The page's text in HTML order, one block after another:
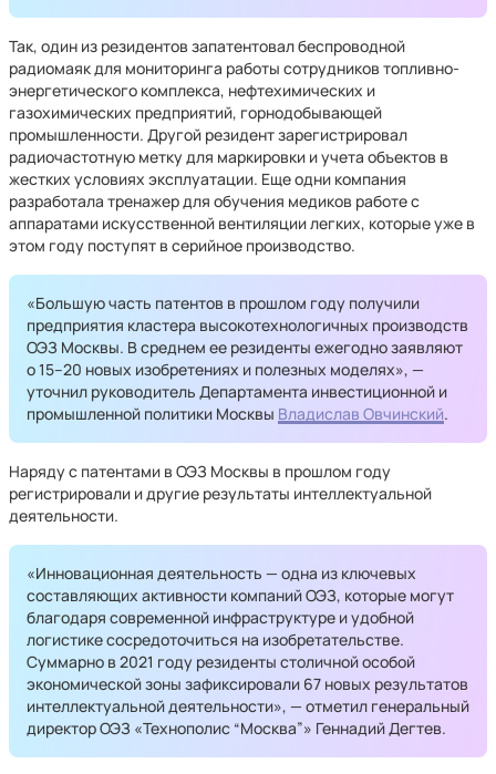
Так, один из резидентов запатентовал беспроводной
радиомаяк для мониторинга работы сотрудников топливно-
энергетического комплекса, нефтехимических и
газохимических предприятий, горнодобывающей
промышленности. Другой резидент зарегистрировал
радиочастотную метку для маркировки и учета объектов в
жестких условиях эксплуатации. Еще одни компания
разработала тренажер для обучения медиков работе с
аппаратами искусственной вентиляции легких, которые уже в
этом году поступят в серийное производство.
«Большую часть патентов в прошлом году получили
предприятия кластера высокотехнологичных производств
ОЭЗ Москвы. В среднем ее резиденты ежегодно заявляют
о 15–20 новых изобретениях и полезных моделях», —
уточнил руководитель Департамента инвестиционной и
промышленной политики Москвы Владислав Овчинский.
Наряду с патентами в ОЭЗ Москвы в прошлом году
регистрировали и другие результаты интеллектуальной
деятельности.
«Инновационная деятельность — одна из ключевых
составляющих активности компаний ОЭЗ, которые могут
благодаря современной инфраструктуре и удобной
логистике сосредоточиться на изобретательстве.
Суммарно в 2021 году резиденты столичной особой
экономической зоны зафиксировали 67 новых результатов
интеллектуальной деятельности», — отметил генеральный
директор ОЭЗ «Технополис “Москва”» Геннадий Дегтев.